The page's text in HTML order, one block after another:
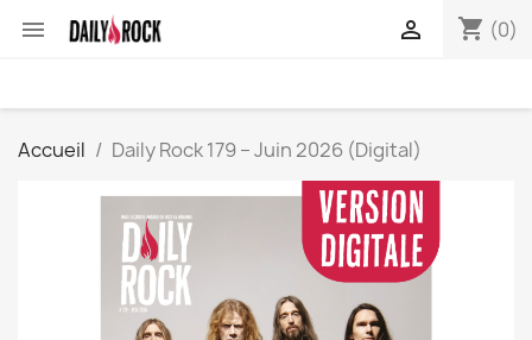
 shopping_cart (0)

Accueil Daily Rock 179 – Juin 2026 (Digital)